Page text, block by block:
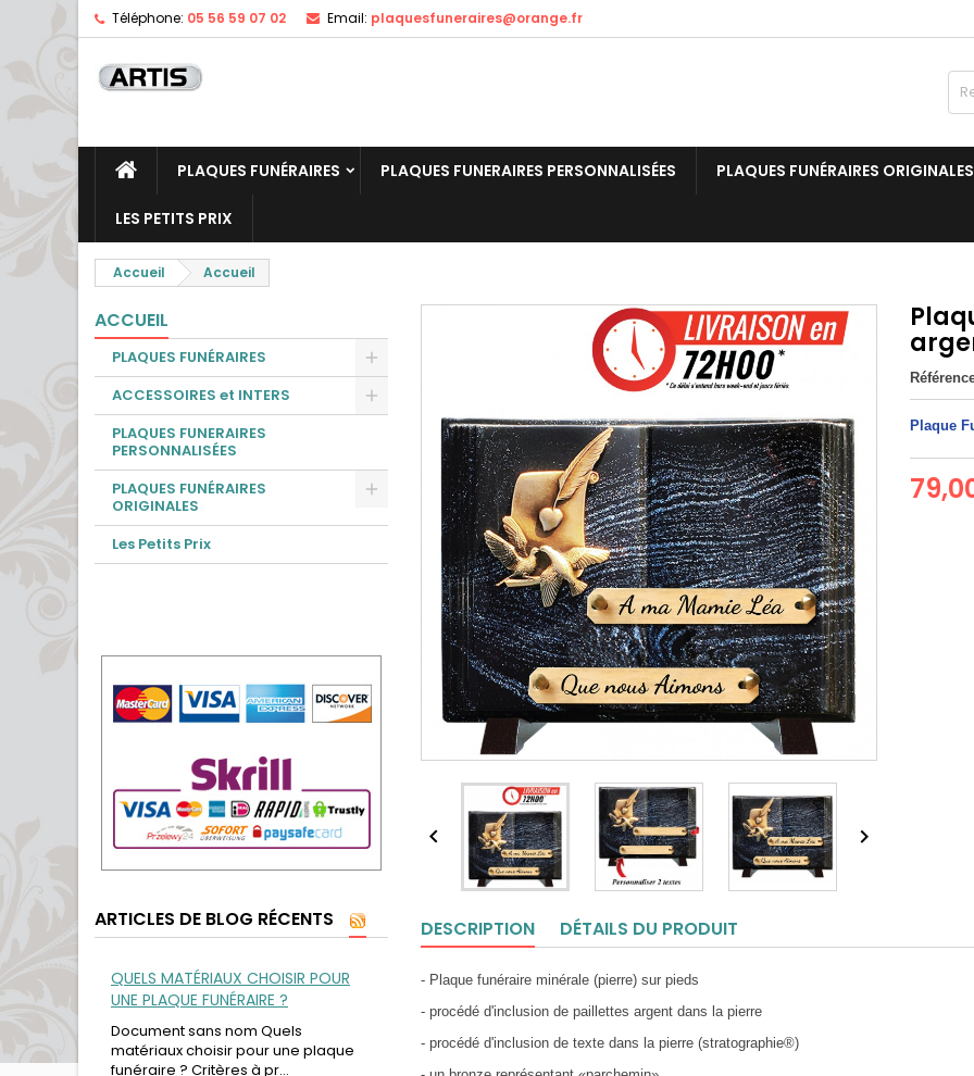
Téléphone: 05 56 59 07 02 Email: plaquesfuneraires@orange.fr
PLAQUES FUNÉRAIRES PLAQUES FUNERAIRES PERSONNALISÉES PLAQUES FUNÉRAIRES ORIGINALES
LES PETITS PRIX
Accueil Accueil
ACCUEIL
PLAQUES FUNÉRAIRES
ACCESSOIRES et INTERS
PLAQUES FUNERAIRES
PERSONNALISÉES
PLAQUES FUNÉRAIRES
ORIGINALES
Les Petits Prix
ARTICLES DE BLOG RÉCENTS
QUELS MATÉRIAUX CHOISIR POUR
UNE PLAQUE FUNÉRAIRE ?
Document sans nom Quels
matériaux choisir pour une plaque
funéraire ? Critères à pr...
 
Plaque
DESCRIPTION DÉTAILS DU PRODUIT
- Plaque funéraire minérale (pierre) sur pieds
- procédé d'inclusion de paillettes argent dans la pierre
- procédé d'inclusion de texte dans la pierre (stratographie®)